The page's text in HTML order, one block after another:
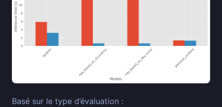
Basé sur le type d’évaluation :